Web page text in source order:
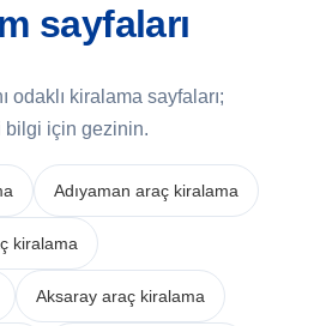
sayfaları
odaklı kiralama sayfaları;
bilgi için gezinin.
Adıyaman araç kiralama
kiralama
Aksaray araç kiralama